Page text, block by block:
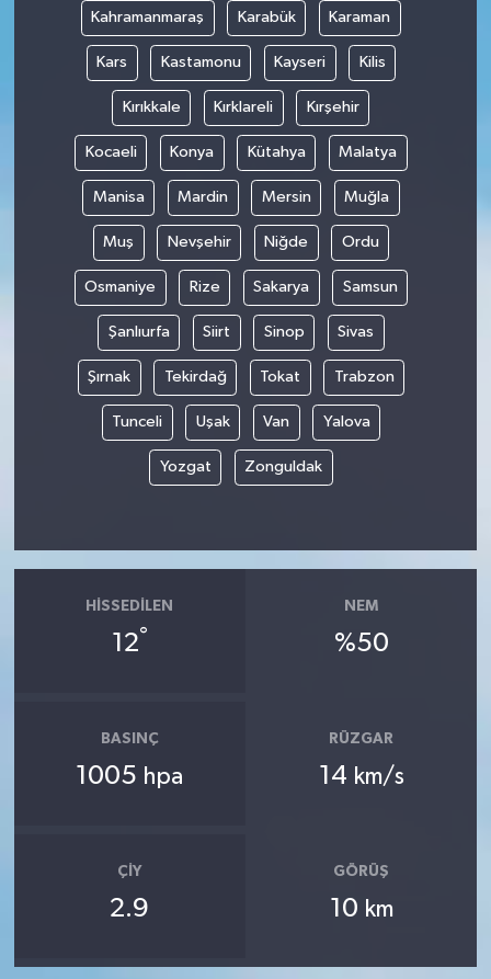
Kahramanmaraş Karabük Karaman
Kars Kastamonu Kayseri Kilis
Kırıkkale Kırklareli Kırşehir
Kocaeli Konya Kütahya Malatya
Manisa Mardin Mersin Muğla
Muş Nevşehir Niğde Ordu
Osmaniye Rize Sakarya Samsun
Şanlıurfa Siirt Sinop Sivas
Şırnak Tekirdağ Tokat Trabzon
Tunceli Uşak Van Yalova
Yozgat Zonguldak
HISSEDILEN
12°
NEM
%50
BASINÇ
1005 hpa
RÜZGAR
14 km/s
ÇIY
2.9
GÖRÜŞ
10 km